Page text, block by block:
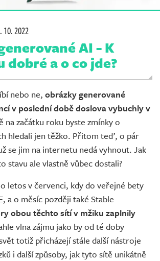
10. 2022
AI - K
dobré a o co jde?
nebo ne, obrázky generované
v poslední době doslova vybuchly v
na začátku roku byste zmínky o
hledali jen těžko. Přitom teď, o pár
se jim na internetu nedá vyhnout. Jak
stavu ale vlastně vůbec dostali?
letos v červenci, kdy do veřejné bety
a o měsíc později také Stable
obou těchto sítí v mžiku zaplnily
vlna zájmu jako by od té doby
totiž přicházejí stále další nástroje
i další způsoby, jak tyto sítě unikátně